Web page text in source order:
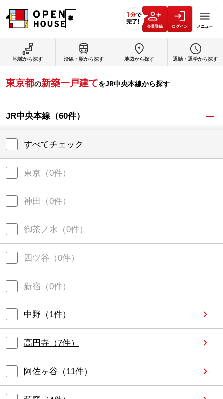
会員登録 ログイン メニュー
地域から探す 沿線・駅から探す 地図から探す 通勤・通学から探す
東京都の新築一戸建てをJR中央本線から探す
JR中央本線（60件）
すべてチェック
東京 （0件）
神田 （0件）
御茶ノ水 （0件）
四ツ谷 （0件）
新宿 （0件）
中野 （1件）
高円寺（7件）
阿佐ヶ谷 （11件）